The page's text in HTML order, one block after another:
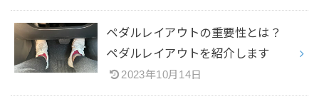
ペダルレイアウトの重要性とは？
ペダルレイアウトを紹介します
2023年10月14日